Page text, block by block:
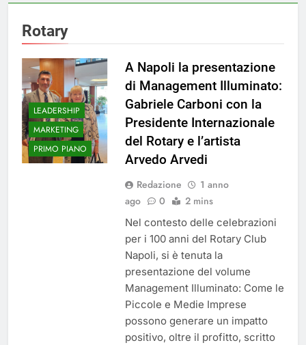
Rotary
LEADERSHIP
MARKETING
PRIMO PIANO
A Napoli la presentazione
di Management Illuminato:
Gabriele Carboni con la
Presidente Internazionale
del Rotary e l’artista
Arvedo Arvedi
Redazione
1 anno
ago
0 2 mins
Nel contesto delle celebrazioni
per i 100 anni del Rotary Club
Napoli, si è tenuta la
presentazione del volume
Management Illuminato: Come le
Piccole e Medie Imprese
possono generare un impatto
positivo, oltre il profitto, scritto